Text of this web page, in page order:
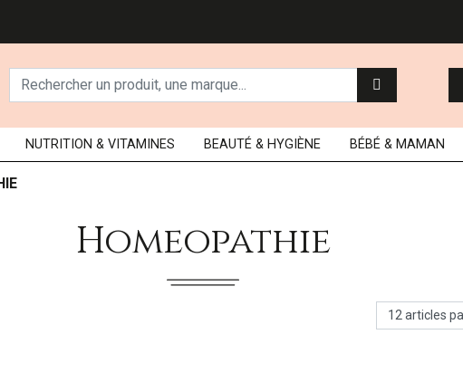
NUTRITION & VITAMINES BEAUTÉ & HYGIÈNE BÉBÉ & MAMAN
Homeopathie